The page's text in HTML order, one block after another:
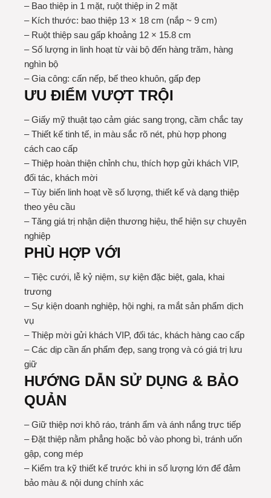
– Bao thiệp in 1 mặt, ruột thiệp in 2 mặt
– Kích thước: bao thiệp 13 × 18 cm (nắp ~ 9 cm)
– Ruột thiệp sau gấp khoảng 12 × 15.8 cm
– Số lượng in linh hoạt từ vài bộ đến hàng trăm, hàng
nghìn bộ
– Gia công: cấn nếp, bế theo khuôn, gấp đẹp
ƯU ĐIỂM VƯỢT TRỘI
– Giấy mỹ thuật tạo cảm giác sang trọng, cầm chắc tay
– Thiết kế tinh tế, in màu sắc rõ nét, phù hợp phong
cách cao cấp
– Thiệp hoàn thiện chỉnh chu, thích hợp gửi khách VIP,
đối tác, khách mời
– Tùy biến linh hoạt về số lượng, thiết kế và dạng thiệp
theo yêu cầu
– Tăng giá trị nhận diện thương hiệu, thể hiện sự chuyên
nghiệp
PHÙ HỢP VỚI
– Tiệc cưới, lễ kỷ niệm, sự kiện đặc biệt, gala, khai
trương
– Sự kiện doanh nghiệp, hội nghị, ra mắt sản phẩm dịch
vụ
– Thiệp mời gửi khách VIP, đối tác, khách hàng cao cấp
– Các dịp cần ấn phẩm đẹp, sang trọng và có giá trị lưu
giữ
HƯỚNG DẪN SỬ DỤNG & BẢO
QUẢN
– Giữ thiệp nơi khô ráo, tránh ẩm và ánh nắng trực tiếp
– Đặt thiệp nằm phẳng hoặc bỏ vào phong bì, tránh uốn
gập, cong mép
– Kiểm tra kỹ thiết kế trước khi in số lượng lớn để đảm
bảo màu & nội dung chính xác